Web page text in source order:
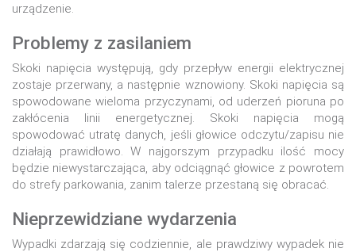
urządzenie.
Problemy z zasilaniem
Skoki napięcia występują, gdy przepływ energii elektrycznej
zostaje przerwany, a następnie wznowiony. Skoki napięcia są
spowodowane wieloma przyczynami, od uderzeń pioruna po
zakłócenia linii energetycznej. Skoki napięcia mogą
spowodować utratę danych, jeśli głowice odczytu/zapisu nie
działają prawidłowo. W najgorszym przypadku ilość mocy
będzie niewystarczająca, aby odciągnąć głowice z powrotem
do strefy parkowania, zanim talerze przestaną się obracać.
Nieprzewidziane wydarzenia
Wypadki zdarzają się codziennie, ale prawdziwy wypadek nie